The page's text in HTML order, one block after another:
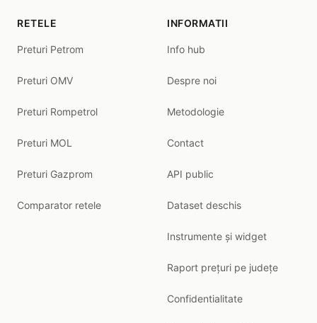
RETELE
Preturi Petrom
Preturi OMV
Preturi Rompetrol
Preturi MOL
Preturi Gazprom
Comparator retele
INFORMATII
Info hub
Despre noi
Metodologie
Contact
API public
Dataset deschis
Instrumente și widget
Raport prețuri pe județe
Confidentialitate